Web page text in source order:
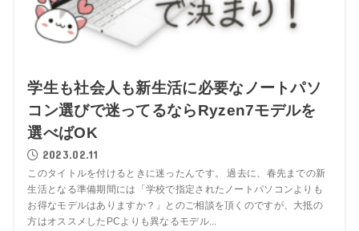
学生も社会人も新生活に必要なノートパソ
コン選びで迷ってるならRyzen7モデルを
選べばOK
2023.02.11
このタイトルを付けるときに迷ったんです。 過去に、春先までの新
生活となる準備期間には「学校で指定されたノートパソコンよりも
お得なモデルはありますか？」とのご相談を頂くのですが、大抵の
方はオススメしたPCよりも異なるモデル...